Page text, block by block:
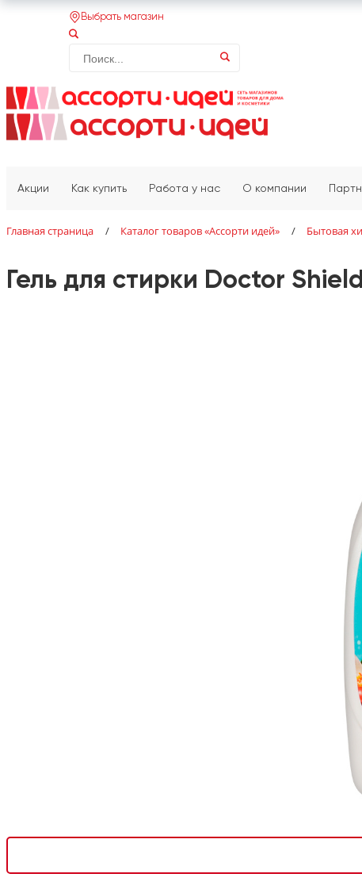
Выбрать магазин
Акции Как купить Работа у нас О компании
Главная страница / Каталог товаров «‎Ассорти идей»‎ / Бытовая
Гель для стирки Doctor